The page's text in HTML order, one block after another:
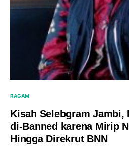
RAGAM
Kisah Selebgram Jambi,
di-Banned karena Mirip
Hingga Direkrut BNN